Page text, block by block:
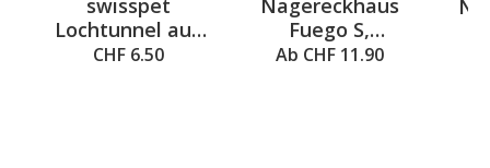
swisspet
Lochtunnel aus
Holz L=20cm
CHF 6.50
Nagereckhaus
Fuego S,
17.5x17.5x9cm
Ab CHF 11.90